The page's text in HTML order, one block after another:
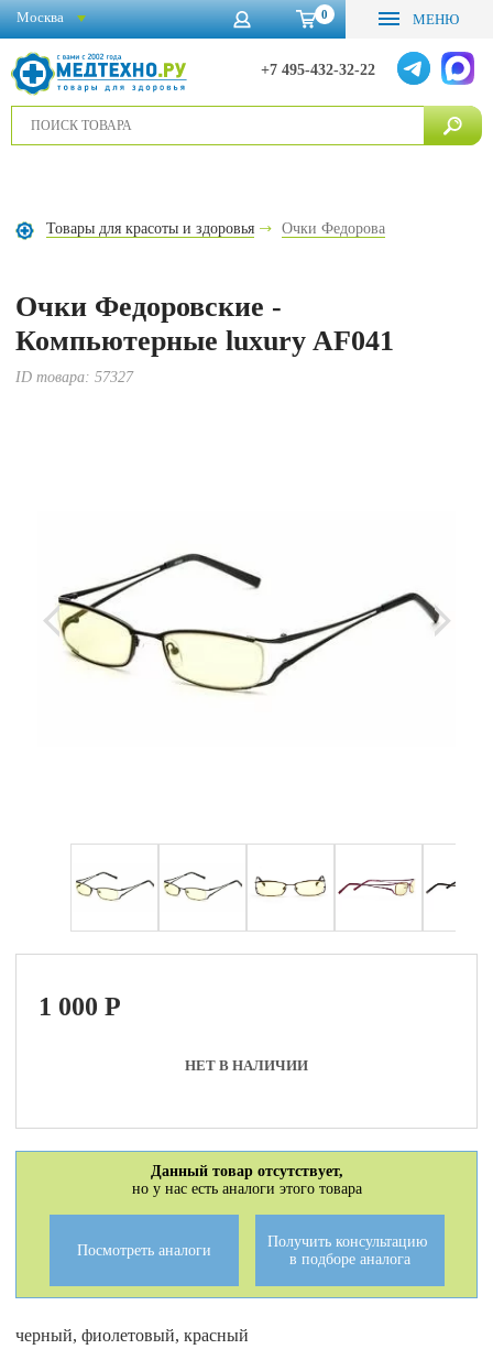
0 МЕНЮ
+7 495-432-32-22
Москва
Товары для красоты и здоровья Очки Федорова
Очки Федоровские -
Компьютерные luxury AF041
ID товара:57327
1 000P
НЕТ В НАЛИЧИИ
Данный товар отсутствует,
но у нас есть аналоги этого товара
Посмотреть аналоги
Получить консультацию
в подборе аналога
черный, фиолетовый, красный